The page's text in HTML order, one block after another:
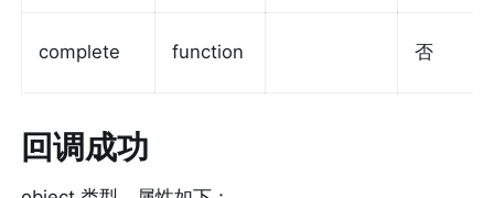
complete function 否
回调成功